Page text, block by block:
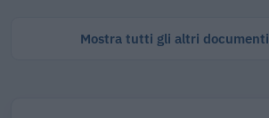
Mostra tutti gli altri